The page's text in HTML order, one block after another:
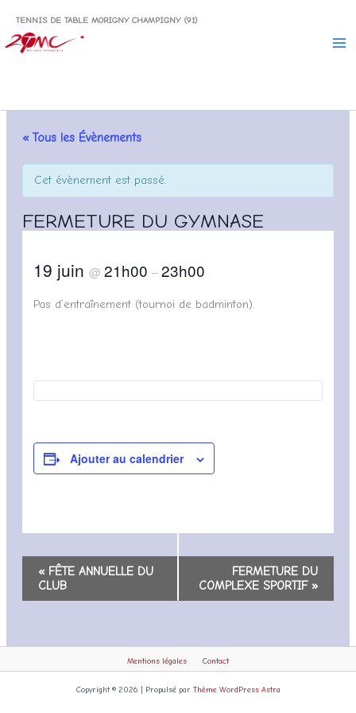
contenu
TENNIS DE TABLE MORIGNY CHAMPIGNY (91)
« Tous les Évènements
Cet évènement est passé.
FERMETURE DU GYMNASE
19 juin@21h00–23h00
Pas d’entraînement (tournoi de badminton).
Ajouter au calendrier
Navigation
Évènement
«FÊTE ANNUELLE DU
CLUB
FERMETURE DU
COMPLEXE SPORTIF»
Mentions légales Contact
Copyright © 2026 | Propulsé par Thème WordPress Astra